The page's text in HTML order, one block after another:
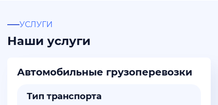
УСЛУГИ
Наши услуги
Автомобильные грузоперевозки
Тип транспорта